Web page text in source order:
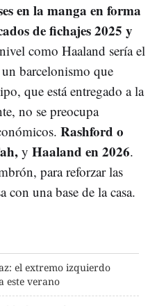
en la manga en forma
de fichajes 2025 y
como Haaland sería el
barcelonismo que
que está entregado a la
no se preocupa
Rashford o
y Haaland en 2026.
para reforzar las
con una base de la casa.
el extremo izquierdo
este verano